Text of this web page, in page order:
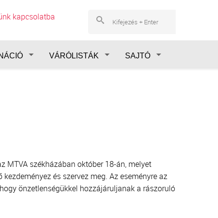
kapcsolatba
VÁRÓLISTÁK SAJTÓ
MTVA székházában október 18-án, melyet
és szervez meg. Az eseményre az
önzetlenségükkel hozzájáruljanak a rászoruló